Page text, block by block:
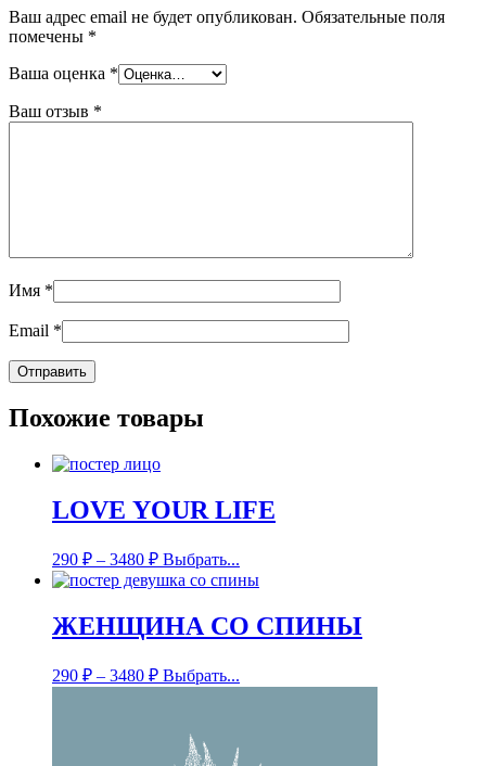
Ваш адрес email не будет опубликован. Обязательные поля
помечены *
Ваша оценка *
Ваш отзыв *
Имя *
Email *
Похожие товары
LOVE YOUR LIFE
290 ₽ – 3480 ₽ Выбрать...
ЖЕНЩИНА СО СПИНЫ
290 ₽ – 3480 ₽ Выбрать...